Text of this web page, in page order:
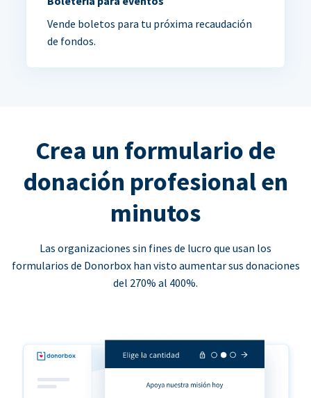
Vende boletos para tu próxima recaudación
de fondos.
Crea un formulario de
donación profesional en
minutos
Las organizaciones sin fines de lucro que usan los
formularios de Donorbox han visto aumentar sus donaciones
del 270% al 400%.